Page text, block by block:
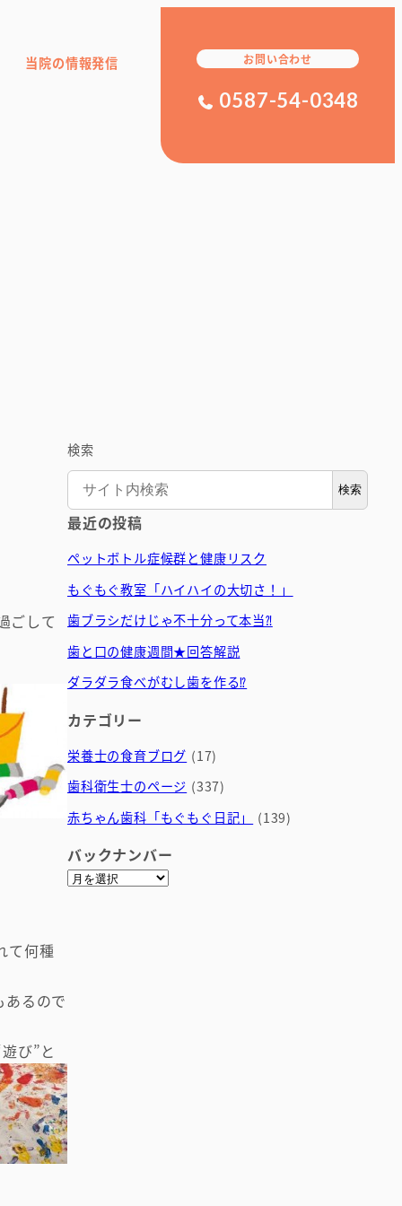
当院の情報発信 お問い合わせ
0587-54-0348
ごして
て何種
るので
び”と
検索
検索
最近の投稿
ペットボトル症候群と健康リスク
もぐもぐ教室「ハイハイの大切さ！」
歯ブラシだけじゃ不十分って本当⁈
歯と口の健康週間★回答解説
ダラダラ食べがむし歯を作る⁉
カテゴリー
栄養士の食育ブログ (17)
歯科衛生士のページ (337)
赤ちゃん歯科「もぐもぐ日記」
(139)
バックナンバー
ア